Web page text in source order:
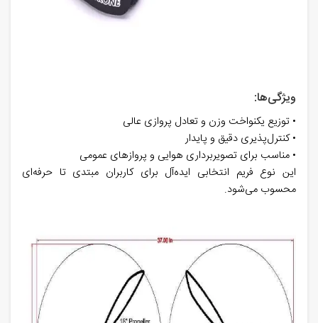
ویژگی‌ها:
• توزیع یکنواخت وزن و تعادل پروازی عالی
• کنترل‌پذیری دقیق و پایدار
• مناسب برای تصویربرداری هوایی و پروازهای عمومی
این نوع فریم انتخابی ایده‌آل برای کاربران مبتدی تا حرفه‌ای
محسوب می‌شود.